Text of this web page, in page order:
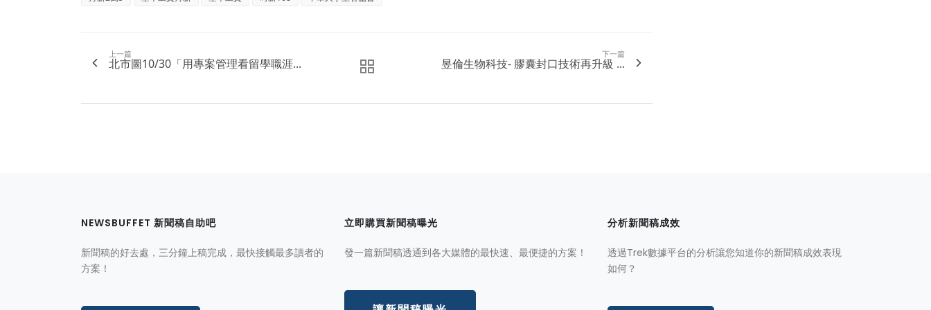
上一篇
北市圖10/30「用專案管理看留學職涯...
下一篇
昱倫生物科技- 膠囊封口技術再升級 ...
NEWSBUFFET 新聞稿自助吧
新聞稿的好去處，三分鐘上稿完成，最快接觸最多讀者的
方案！
立即購買新聞稿曝光
發一篇新聞稿透通到各大媒體的最快速、最便捷的方案！
分析新聞稿成效
透過Trek數據平台的分析讓您知道你的新聞稿成效表現
如何？